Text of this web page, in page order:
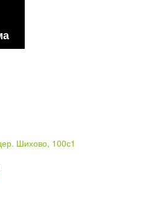
Шихово, 100с1